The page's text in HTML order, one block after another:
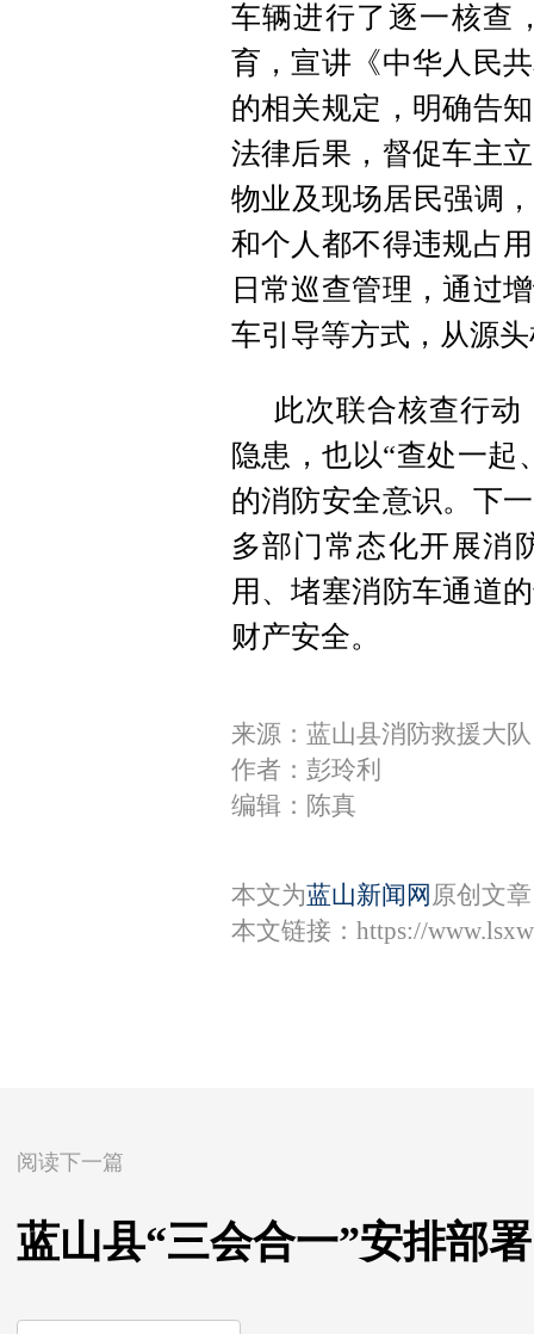
车辆进行了逐一核查
育，宣讲《中华人民
的相关规定，明确告
法律后果，督促车主
物业及现场居民强调
和个人都不得违规占
日常巡查管理，通过
车引导等方式，从源
此次联合核查行
隐患，也以“查处一
的消防安全意识。下
多部门常态化开展消
用、堵塞消防车通道
财产安全。
来源：蓝山县消防救援大队
作者：彭玲利
编辑：陈真
本文为蓝山新闻网 原创文
本文链接： https://
阅读下一篇
蓝山县“三会合一”安排部